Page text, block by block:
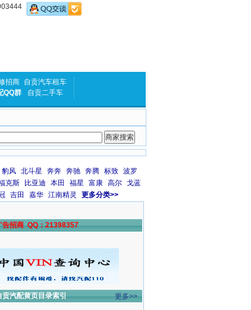
招商 自贡汽车租车
QQ群 自贡二手车
豹风 北斗星 奔奔 奔驰 奔腾 标致 波罗
克斯 比亚迪 本田 福星 富康 高尔 戈蓝
吉田 嘉华 江南精灵 更多分类>>
告招商 QQ：21398357
贡汽配黄页目录索引 更多>>